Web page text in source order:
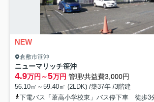
NEW
倉敷市笹沖
ニューマリッチ笹沖
4.9万円～5万円 管理/共益費3,000円
56.10㎡～59.40㎡ (2LDK) /築37年 /3階建
下電バス「葦高小学校東」バス停下車 徒歩3